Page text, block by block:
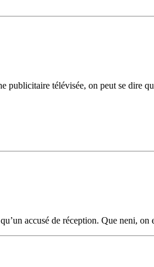
télévisée, on peut se dire
accusé de réception. Que neni,